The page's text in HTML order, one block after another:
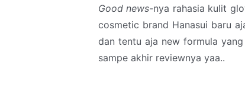
Good news-nya rahasia kulit
cosmetic brand Hanasui baru
dan tentu aja new formula
sampe akhir reviewnya yaa..